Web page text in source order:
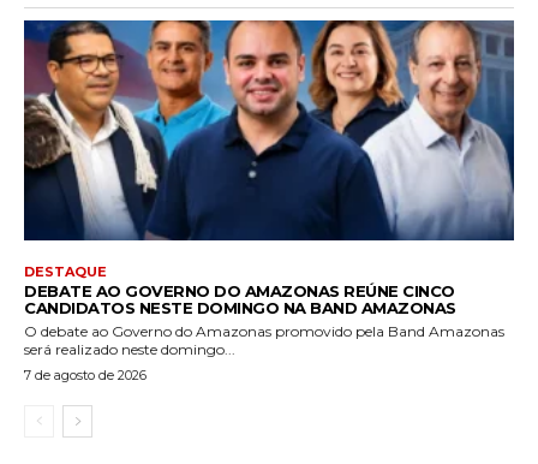
DESTAQUE
DEBATE AO GOVERNO DO AMAZONAS REÚNE CINCO
CANDIDATOS NESTE DOMINGO NA BAND AMAZONAS
O debate ao Governo do Amazonas promovido pela Band Amazonas
será realizado neste domingo...
7 de agosto de 2026